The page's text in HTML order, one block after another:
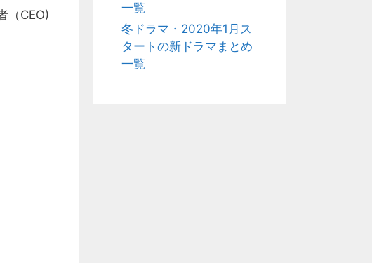
（CEO)
一覧
冬ドラマ・2020年1月ス
タートの新ドラマまとめ
一覧